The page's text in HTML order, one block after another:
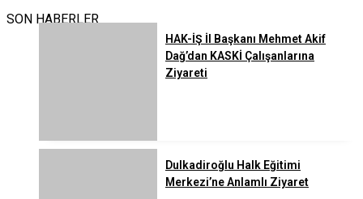
SON HABERLER
HAK-İŞ İl Başkanı Mehmet Akif
Dağ’dan KASKİ Çalışanlarına
Ziyareti
Dulkadiroğlu Halk Eğitimi
Merkezi’ne Anlamlı Ziyaret